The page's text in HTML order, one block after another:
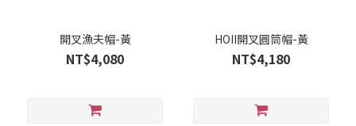
開叉漁夫帽-黃
NT$4,080
HOII開叉圓筒帽-黃
NT$4,180